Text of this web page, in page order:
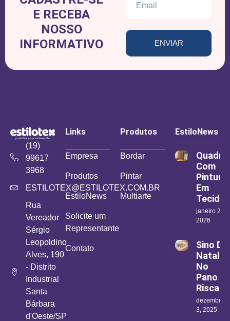
E RECEBA
NOSSO
INFORMATIVO
ENVIAR
(19)
99617
3968
ESTILOTEX@ESTILOTEX.COM.BR
Rua
Vereador
Sérgio
Leopoldino
Alves, 190
- Distrito
Industrial
Santa
Bárbara
d'Oeste/SP
Links
Empresa
Produtos
EstiloNews
Solicite um
Representante
Contato
Produtos
Bordar
Pintar
Multiarte
EstiloNews
Quadro
Com
Pintura
Em
Tecido
janeiro 26,
2026
Sino De
Natal
No
Pano
dezembro
3, 2025